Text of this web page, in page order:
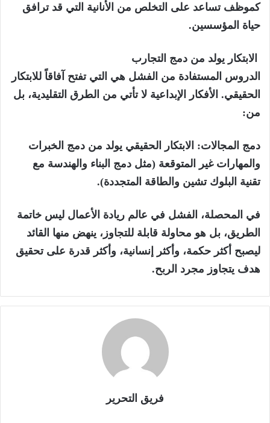
كموظف تساعد على التخلص من الأنانية التي قد ترافق
حياة المؤسسين.
الابتكار يولد من دمج التجارب
الدروس المستفادة من الفشل هي التي تفتح آفاقاً للابتكار
الحقيقي. الأفكار الإبداعية لا تأتي من الطرق التقليدية، بل
من:
دمج المجالات: الابتكار الحقيقي يولد من دمج الخبرات
والمهارات غير المتوقعة (مثل دمج البناء والهندسة مع
تقنية البلوك تشين والطاقة المتجددة).
في المحصلة، الفشل في عالم ريادة الأعمال ليس خاتمة
الطريق، بل هو محاولة قابلة للتجاوز، ينهض منها القائد
ليصبح أكثر حكمة، وأكثر إنسانية، وأكثر قدرة على تحقيق
هدف يتجاوز مجرد الربح.
فريق التحرير